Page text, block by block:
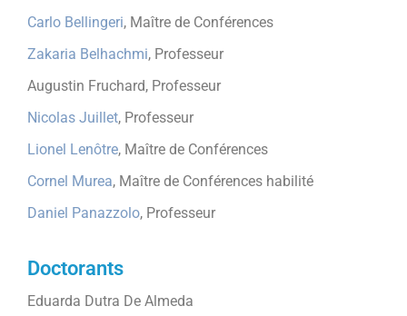
Carlo Bellingeri, Maître de Conférences
Zakaria Belhachmi, Professeur
Augustin Fruchard, Professeur
Nicolas Juillet, Professeur
Lionel Lenôtre, Maître de Conférences
Cornel Murea, Maître de Conférences habilité
Daniel Panazzolo, Professeur
Doctorants
Eduarda Dutra De Almeda